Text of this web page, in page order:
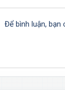
Để bình luận, bạn